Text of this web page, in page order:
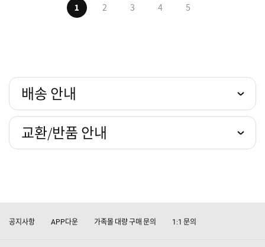
1 2 3 4 5
배송 안내
교환/반품 안내
공지사항 APP다운 가족몰 대량 구매 문의 1:1 문의